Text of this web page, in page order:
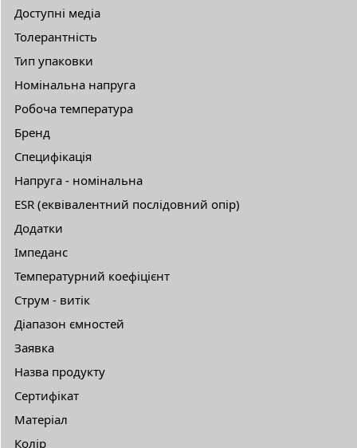
Доступні медіа
Толерантність
Тип упаковки
Номінальна напруга
Робоча температура
Бренд
Специфікація
Напруга - номінальна
ESR (еквівалентний послідовний опір)
Додатки
Імпеданс
Температурний коефіцієнт
Струм - витік
Діапазон ємностей
Заявка
Назва продукту
Сертифікат
Матеріал
Колір